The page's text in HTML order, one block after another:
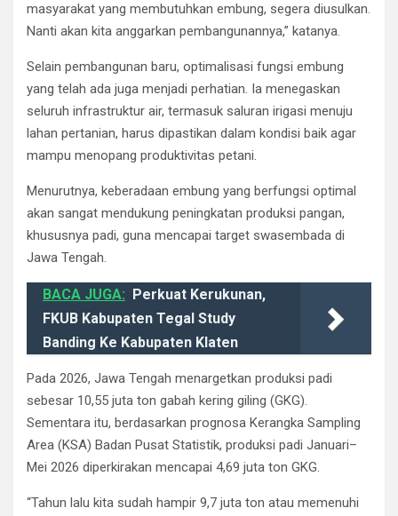
masyarakat yang membutuhkan embung, segera diusulkan.
Nanti akan kita anggarkan pembangunannya,” katanya.
Selain pembangunan baru, optimalisasi fungsi embung
yang telah ada juga menjadi perhatian. Ia menegaskan
seluruh infrastruktur air, termasuk saluran irigasi menuju
lahan pertanian, harus dipastikan dalam kondisi baik agar
mampu menopang produktivitas petani.
Menurutnya, keberadaan embung yang berfungsi optimal
akan sangat mendukung peningkatan produksi pangan,
khususnya padi, guna mencapai target swasembada di
Jawa Tengah.
BACA JUGA:
Perkuat Kerukunan,
FKUB Kabupaten Tegal Study
Banding Ke Kabupaten Klaten
Pada 2026, Jawa Tengah menargetkan produksi padi
sebesar 10,55 juta ton gabah kering giling (GKG).
Sementara itu, berdasarkan prognosa Kerangka Sampling
Area (KSA) Badan Pusat Statistik, produksi padi Januari–
Mei 2026 diperkirakan mencapai 4,69 juta ton GKG.
“Tahun lalu kita sudah hampir 9,7 juta ton atau memenuhi